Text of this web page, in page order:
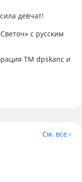
девчат!
с русским
TM dpskanc и
См. все ›